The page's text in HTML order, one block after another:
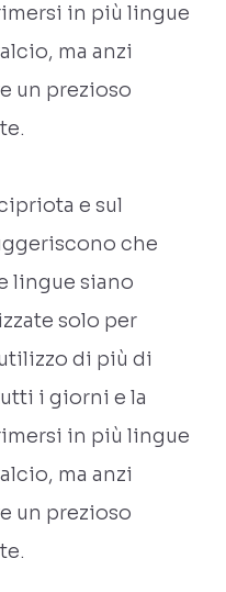
in più lingue
ma anzi
un prezioso
e sul
che
lingue siano
solo per
di più di
i giorni e la
in più lingue
ma anzi
un prezioso